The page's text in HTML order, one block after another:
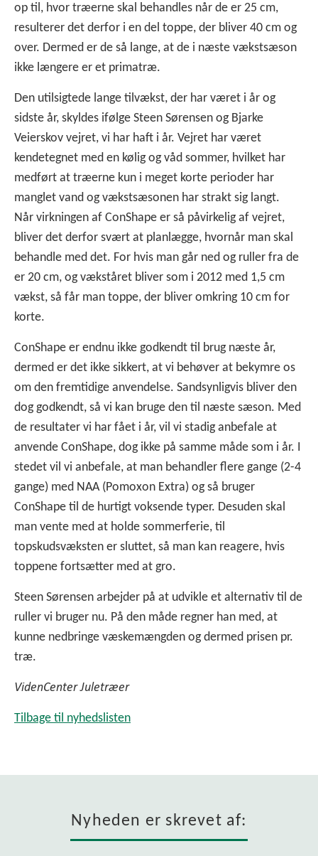
op til, hvor træerne skal behandles når de er 25 cm,
resulterer det derfor i en del toppe, der bliver 40 cm og
over. Dermed er de så lange, at de i næste vækstsæson
ikke længere er et primatræ.
Den utilsigtede lange tilvækst, der har været i år og
sidste år, skyldes ifølge Steen Sørensen og Bjarke
Veierskov vejret, vi har haft i år. Vejret har været
kendetegnet med en kølig og våd sommer, hvilket har
medført at træerne kun i meget korte perioder har
manglet vand og vækstsæsonen har strakt sig langt.
Når virkningen af ConShape er så påvirkelig af vejret,
bliver det derfor svært at planlægge, hvornår man skal
behandle med det. For hvis man går ned og ruller fra de
er 20 cm, og vækståret bliver som i 2012 med 1,5 cm
vækst, så får man toppe, der bliver omkring 10 cm for
korte.
ConShape er endnu ikke godkendt til brug næste år,
dermed er det ikke sikkert, at vi behøver at bekymre os
om den fremtidige anvendelse. Sandsynligvis bliver den
dog godkendt, så vi kan bruge den til næste sæson. Med
de resultater vi har fået i år, vil vi stadig anbefale at
anvende ConShape, dog ikke på samme måde som i år. I
stedet vil vi anbefale, at man behandler flere gange (2-4
gange) med NAA (Pomoxon Extra) og så bruger
ConShape til de hurtigt voksende typer. Desuden skal
man vente med at holde sommerferie, til
topskudsvæksten er sluttet, så man kan reagere, hvis
toppene fortsætter med at gro.
Steen Sørensen arbejder på at udvikle et alternativ til de
ruller vi bruger nu. På den måde regner han med, at
kunne nedbringe væskemængden og dermed prisen pr.
træ.
VidenCenter Juletræer
Tilbage til nyhedslisten
Nyheden er skrevet af: